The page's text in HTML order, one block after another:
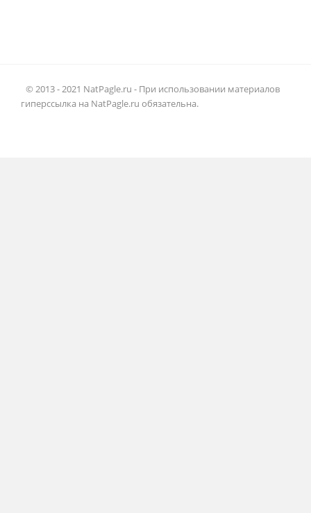
© 2013 - 2021 NatPagle.ru - При использовании материалов
гиперссылка на NatPagle.ru обязательна.